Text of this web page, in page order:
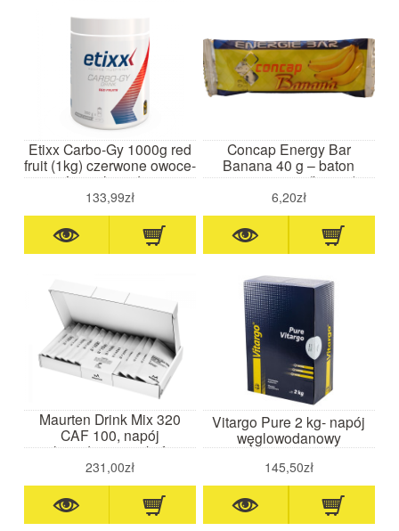
Etixx Carbo-Gy 1000g red
fruit (1kg) czerwone owoce-
napój węglowodanowy
133,99zł
Concap Energy Bar
Banana 40 g – baton
energetyczny (banan)
6,20zł
Maurten Drink Mix 320
CAF 100, napój
węglowodanowy z kofeiną
14 x 83g
231,00zł
Vitargo Pure 2 kg- napój
węglowodanowy
145,50zł